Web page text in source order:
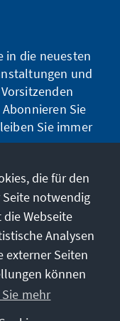
in die neuesten
und
Sie
Sie immer
die für den
notwendig
Webseite
Analysen
externer Seiten
können
mehr